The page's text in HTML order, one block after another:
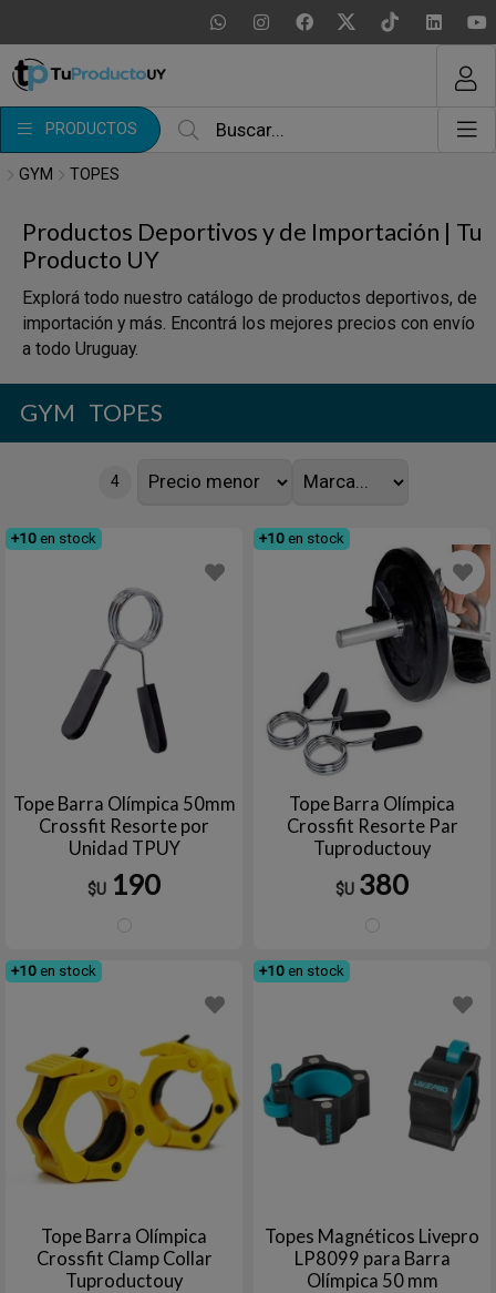
PRODUCTOS
MI COMPRA
GYM TOPES
Productos Deportivos y de Importación | Tu
Producto UY
Explorá todo nuestro catálogo de productos deportivos, de
importación y más. Encontrá los mejores precios con envío
a todo Uruguay.
GYM TOPES
4
+10 en stock
Tope Barra Olímpica 50mm
Crossfit Resorte por
Unidad TPUY
$U 190
+10 en stock
Tope Barra Olímpica
Crossfit Resorte Par
Tuproductouy
$U 380
+10 en stock
Tope Barra Olímpica
Crossfit Clamp Collar
Tuproductouy
+10 en stock
Topes Magnéticos Livepro
LP8099 para Barra
Olímpica 50 mm